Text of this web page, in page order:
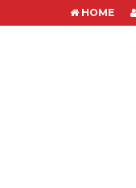
HOME